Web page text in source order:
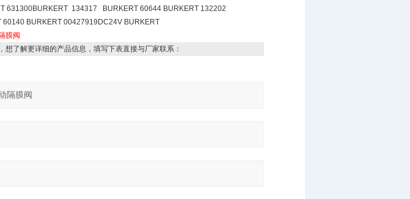
631300BURKERT 134317 BURKERT 60644 BURKERT 132202
BURKERT 00427919DC24V BURKERT
膜阀
想了解更详细的产品信息，填写下表直接与厂家联系：